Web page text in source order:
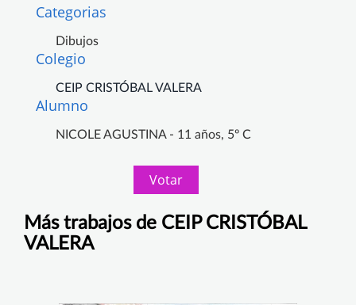
Categorias
Dibujos
Colegio
CEIP CRISTÓBAL VALERA
Alumno
NICOLE AGUSTINA - 11 años, 5º C
Votar
Más trabajos de CEIP CRISTÓBAL
VALERA